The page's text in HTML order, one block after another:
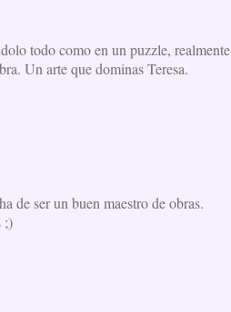
todo como en un puzzle, realmente
Un arte que dominas Teresa.
de ser un buen maestro de obras.
;)